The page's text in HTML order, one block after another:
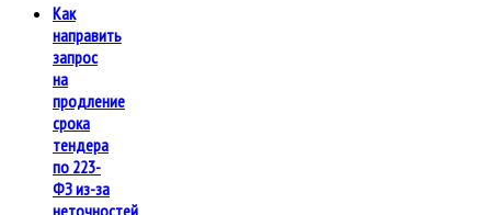
Как
направить
запрос
на
продление
срока
тендера
по 223-
ФЗ из-за
неточностей